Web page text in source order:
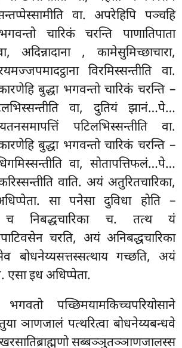
वा. अपरेहिपि पञ्चहि
चारिकं चरन्ति पाणातिपाता
अदिन्नादाना , कामेसुमिच्छाचारा,
विरमिस्सन्तीति वा.
बुद्धा भगवन्तो चारिकं चरन्ति –
वा, दुतियं झानं…पे…
पटिलभिस्सन्तीति वा.
बुद्धा भगवन्तो चारिकं चरन्ति –
वा, सोतापत्तिफलं…पे…
वाति. अयं अतुरितचारिका,
सा पनेसा दुविधा होति –
च निबद्धचारिका च. तत्थ यं
चरति, अयं अनिबद्धचारिका
बोधनेय्यसत्तस्सत्थाय गच्छति, अयं
एसा इध अधिप्पेता.
पच्छिमयामकिच्चपरियोसाने
ञाणजालं पत्थरित्वा बोधनेय्यबन्धवे
सब्बञ्ञुतञ्ञाणजालस्स